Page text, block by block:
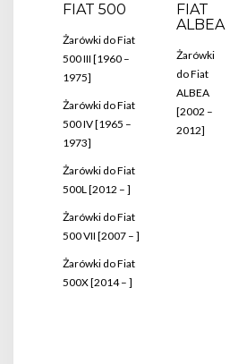
FIAT 500
Żarówki do Fiat
500 III [1960 –
1975]
Żarówki do Fiat
500 IV [1965 –
1973]
Żarówki do Fiat
500L [2012 – ]
Żarówki do Fiat
500 VII [2007 – ]
Żarówki do Fiat
500X [2014 – ]
FIAT
ALBEA
Żarówki
do Fiat
ALBEA
[2002 –
2012]